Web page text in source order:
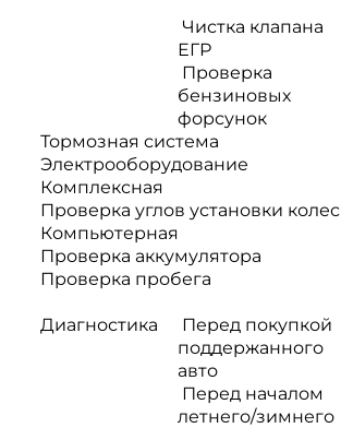
Чистка клапана
ЕГР
Проверка
бензиновых
форсунок
Тормозная система
Электрооборудование
Комплексная
Проверка углов установки колес
Компьютерная
Проверка аккумулятора
Проверка пробега
Диагностика
Перед покупкой
поддержанного
авто
Перед началом
летнего/зимнего